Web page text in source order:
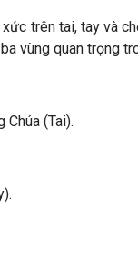
trên tai, tay và
vùng quan trọng
(Tai).